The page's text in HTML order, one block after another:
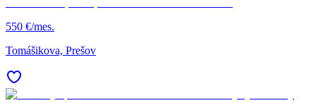
550 €/mes.
Tomášikova, Prešov